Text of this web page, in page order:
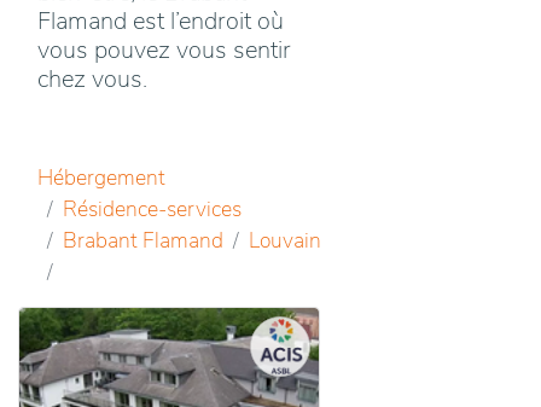
Flamand est l’endroit où
vous pouvez vous sentir
chez vous.
Hébergement
Résidence-services
Brabant Flamand
Louvain